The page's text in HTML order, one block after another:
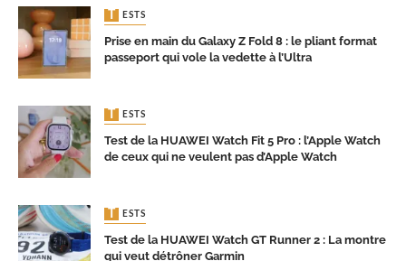
TESTS
Prise en main du Galaxy Z Fold 8 : le pliant format
passeport qui vole la vedette à l’Ultra
TESTS
Test de la HUAWEI Watch Fit 5 Pro : l’Apple Watch
de ceux qui ne veulent pas d’Apple Watch
TESTS
Test de la HUAWEI Watch GT Runner 2 : La montre
qui veut détrôner Garmin